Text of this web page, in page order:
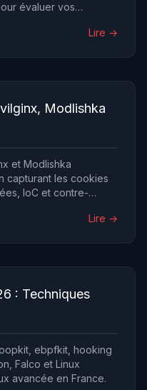
évaluer vos
Lire →
Modlishka
et Modlishka
capturant les cookies
IoC et contre-
Lire →
: Techniques
ebpfkit, hooking
Falco et Linux
avancée en France.